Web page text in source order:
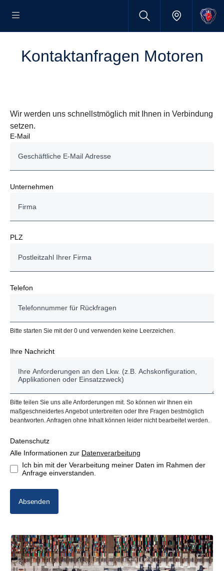
Kontaktanfragen Motoren
Wir werden uns schnellstmöglich mit Ihnen in Verbindung
setzen.
E-Mail
Unternehmen
PLZ
Telefon
Bitte starten Sie mit der 0 und verwenden keine Leerzeichen.
Ihre Nachricht
Bitte teilen Sie uns alle Anforderungen mit. So können wir Ihnen ein
maßgeschneidertes Angebot unterbreiten oder Ihre Fragen bestmöglich
beantworten. Anfragen ohne Inhalt können leider nicht bearbeitet werden.
Datenschutz
Alle Informationen zur Datenverarbeitung
Ich bin mit der Verarbeitung meiner Daten im Rahmen der
Anfrage einverstanden.
Absenden